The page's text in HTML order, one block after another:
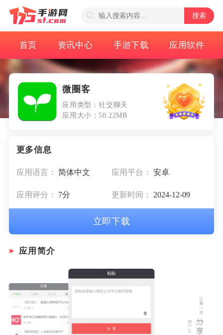
搜索
首页 资讯中心 手游下载 应用软件
微圈客
应用类型：社交聊天
应用大小：50.22MB
7
应用语言： 简体中文 应用平台： 安卓
应用评分： 7分 更新时间： 2024-12-09
立即下载
应用简介